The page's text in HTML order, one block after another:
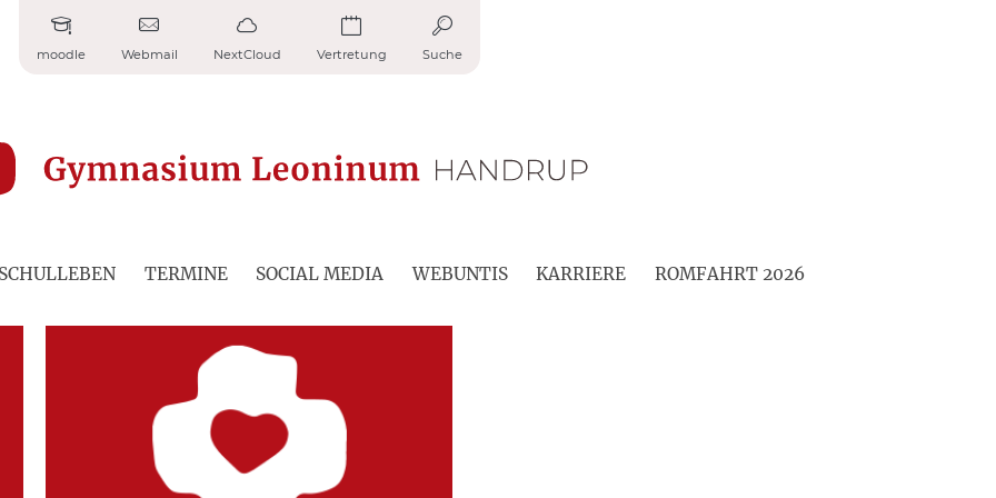
moodle Webmail NextCloud Vertretung Suche
SCHULLEBEN TERMINE SOCIAL MEDIA WEBUNTIS KARRIERE ROMFAHRT 2026